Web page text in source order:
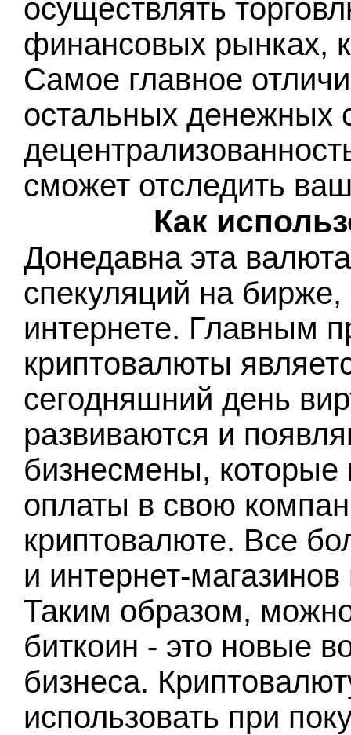
осуществлять
финансовых рынках,
Самое главное
остальных денежных
сможет отследить
Как
Донедавна эта
спекуляций на
интернете. Главным
криптовалюты
сегодняшний день
развиваются и
бизнесмены, которые
оплаты в свою
криптовалюте. Все
и интернет-
Таким образом,
биткоин - это новые
бизнеса.
использовать при